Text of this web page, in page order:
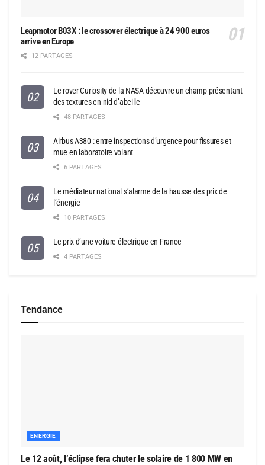
Leapmotor B03X : le crossover électrique à 24 900 euros
arrive en Europe
12 PARTAGES
Le rover Curiosity de la NASA découvre un champ présentant
des textures en nid d’abeille
48 PARTAGES
Airbus A380 : entre inspections d’urgence pour fissures et
mue en laboratoire volant
6 PARTAGES
Le médiateur national s’alarme de la hausse des prix de
l’énergie
10 PARTAGES
Le prix d’une voiture électrique en France
4 PARTAGES
Tendance
ENERGIE
Le 12 août, l’éclipse fera chuter le solaire de 1 800 MW en